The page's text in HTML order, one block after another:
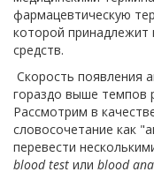
фармацевтическую
которой принадлежит
средств.
Скорость появления
гораздо выше темпов
Рассмотрим в
словосочетание как
перевести
blood test или blood